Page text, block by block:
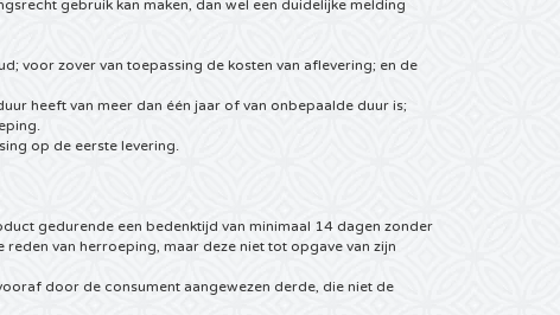
gebruik kan maken, dan wel een duidelijke melding
voor zover van toepassing de kosten van aflevering; en de
heeft van meer dan één jaar of van onbepaalde duur is;
op de eerste levering.
gedurende een bedenktijd van minimaal 14 dagen zonder
van herroeping, maar deze niet tot opgave van zijn
door de consument aangewezen derde, die niet de